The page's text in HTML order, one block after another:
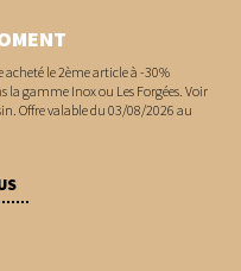
acheté le 2ème article à -30%
la gamme Inox ou Les Forgées. Voir
Offre valable du 03/08/2026 au